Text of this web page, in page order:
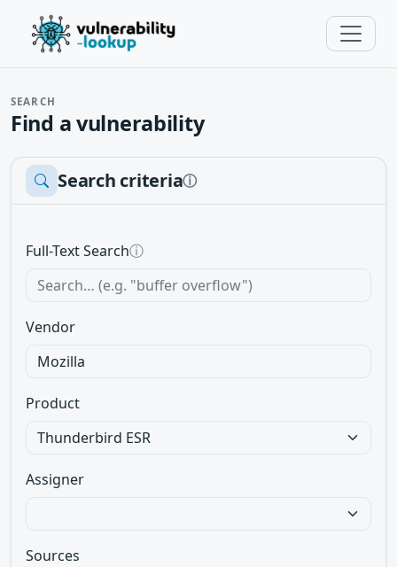
SEARCH
Find a vulnerability
Search criteriaⓘ
Full-Text Searchⓘ
Vendor
Product
Assigner
Sources